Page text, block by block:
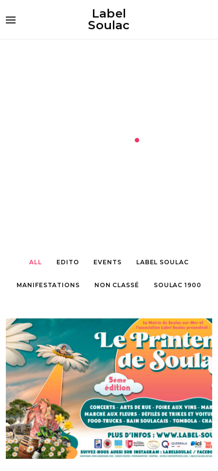
Label
Soulac
.
ALL EDITO EVENTS LABEL SOULAC
MANIFESTATIONS NON CLASSÉ SOULAC 1900